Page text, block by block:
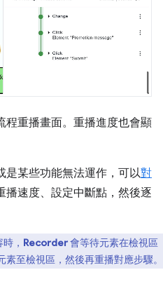
程重播畫面。重播進度也會顯
是某些功能無法運作，可以對
播速度、設定中斷點，然後逐
， Recorder會等待元素在檢視區
至檢視區，然後再重播對應步驟。